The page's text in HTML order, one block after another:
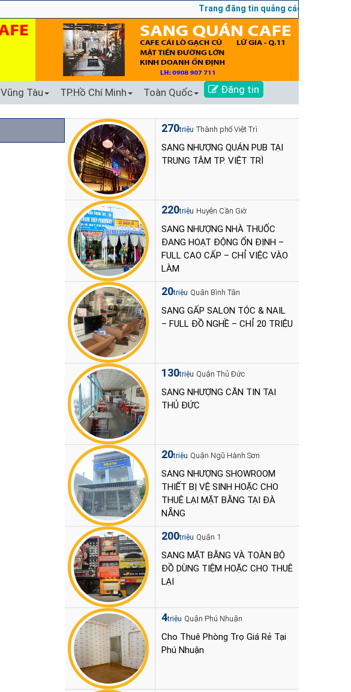
Trang đăng tin quảng cáo sang nhượng
Vũng Tàu TP.Hồ Chí Minh Toàn Quốc Đăng tin
270triệu Thành phố Việt Trì
SANG NHƯỢNG QUÁN PUB TẠI
TRUNG TÂM TP. VIỆT TRÌ
220triệu Huyện Cần Giờ
SANG NHƯỢNG NHÀ THUỐC
ĐANG HOẠT ĐỘNG ỔN ĐỊNH –
FULL CAO CẤP – CHỈ VIỆC VÀO
LÀM
20triệu Quận Bình Tân
SANG GẤP SALON TÓC & NAIL
– FULL ĐỒ NGHỀ – CHỈ 20 TRIỆU
130triệu Quận Thủ Đức
SANG NHƯỢNG CĂN TIN TẠI
THỦ ĐỨC
20triệu Quận Ngũ Hành Sơn
SANG NHƯỢNG SHOWROOM
THIẾT BỊ VỆ SINH HOẶC CHO
THUÊ LẠI MẶT BẰNG TẠI ĐÀ
NẴNG
200triệu Quận 1
SANG MẶT BẰNG VÀ TOÀN BỘ
ĐỒ DÙNG TIỆM HOẶC CHO THUÊ
LẠI
4triệu Quận Phú Nhuận
Cho Thuê Phòng Trọ Giá Rẻ Tại
Phú Nhuận